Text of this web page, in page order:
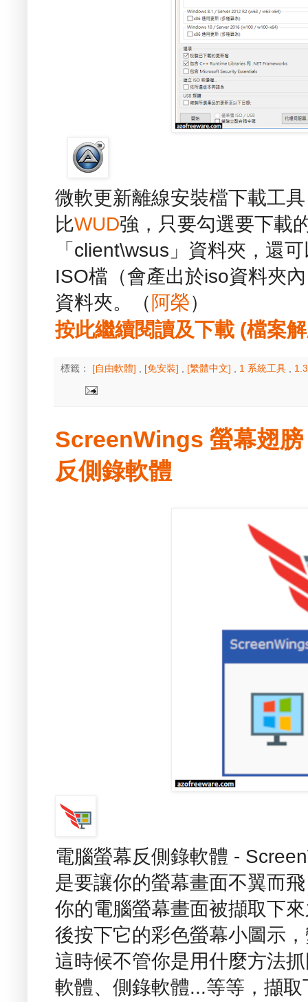
微軟更新離線安裝檔下載工
比WUD強，只要勾選要下載
「client\wsus」資料夾，還
ISO檔（會產出於iso資料夾
資料夾。（ 阿榮）
按此繼續閱讀及下載 (檔案
標籤： [自由軟體] [免安裝] [繁體中文] 1 系統工具
ScreenWings 螢幕翅
反側錄軟體
電腦螢幕反側錄軟體 -
是要讓你的螢幕畫面不翼而
你的電腦螢幕畫面被擷取下
後按下它的彩色螢幕小圖示
這時候不管你是用什麼方法
軟體、側錄軟體...等等，擷